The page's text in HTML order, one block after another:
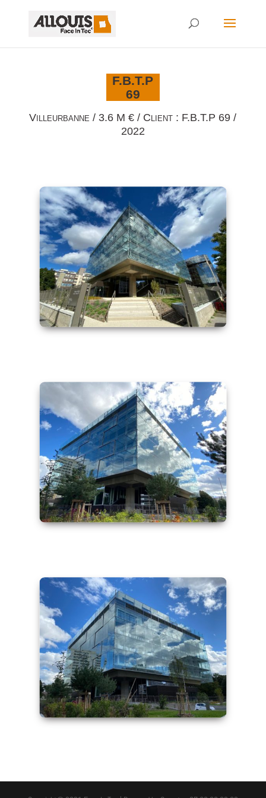
F.B.T.P
69
Villeurbanne / 3.6 M € / Client : F.B.T.P 69 /
2022